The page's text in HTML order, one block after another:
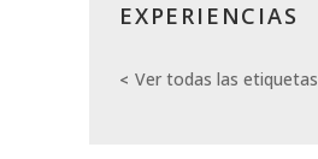
EXPERIENCIAS
Ver todas las etiquetas